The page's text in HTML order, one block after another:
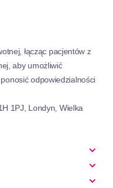
naturalną
jednocześnie
regeneracji po
Tongkat Ali
libido i zdrowia
przepływu krwi i
kobiety mogą
łącząc pacjentów z
aby umożliwić
odpowiedzialności
1PJ, Londyn, Wielka